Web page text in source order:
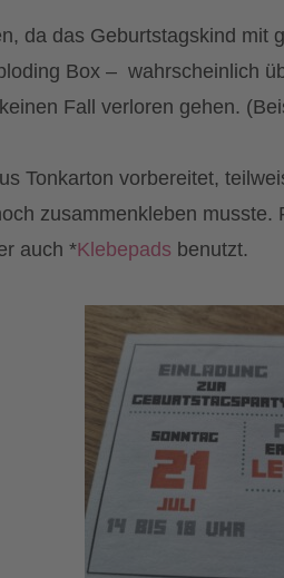
da das Geburtstagskind mit
Box – wahrscheinlich
Fall verloren gehen.
Tonkarton vorbereitet,
zusammenkleben musste.
auch *Klebepads benutzt.